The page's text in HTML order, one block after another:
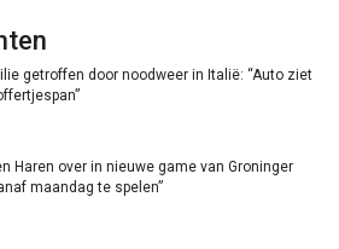
getroffen door noodweer in Italië: “Auto ziet
Haren over in nieuwe game van Groninger
maandag te spelen”